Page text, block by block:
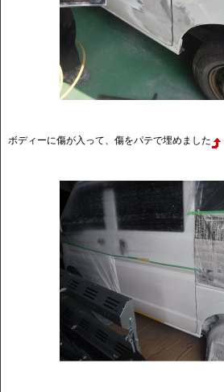
ボディーに傷が入って、傷をパテで埋めました